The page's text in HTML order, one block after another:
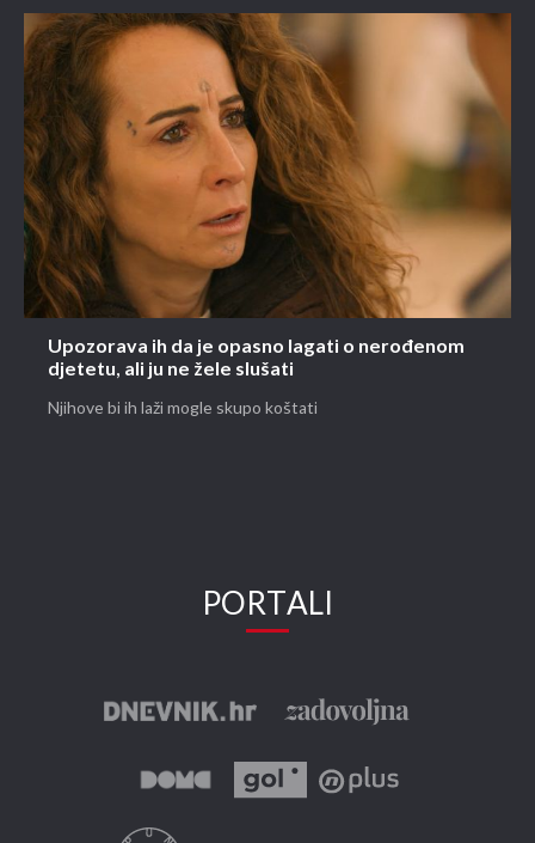
Upozorava ih da je opasno lagati o nerođenom
djetetu, ali ju ne žele slušati
Njihove bi ih laži mogle skupo koštati
PORTALI